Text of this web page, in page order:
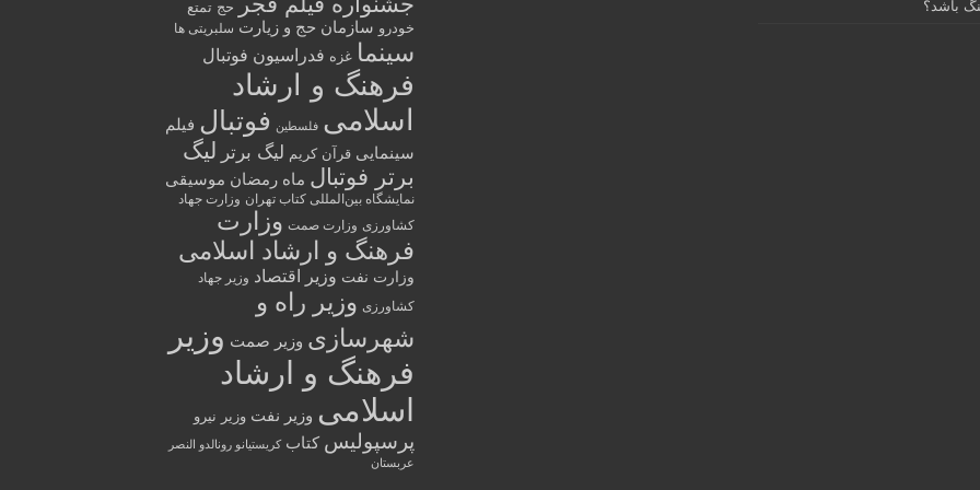
باشد؟
حج تمتع
خودرو سازمان حج و زیارت سلبریتی ها
سینما غزه فدراسیون فوتبال
فرهنگ و ارشاد
اسلامی فلسطین فوتبال فیلم
سینمایی قرآن کریم لیگ برتر لیگ
برتر فوتبال ماه رمضان موسیقی
نمایشگاه بین‌المللی کتاب تهران وزارت جهاد
کشاورزی وزارت صمت وزارت
فرهنگ و ارشاد اسلامی
وزارت نفت وزیر اقتصاد وزیر جهاد
کشاورزی وزیر راه و
شهرسازی وزیر صمت وزیر
فرهنگ و ارشاد
اسلامی وزیر نفت وزیر نیرو
پرسپولیس کتاب کریستیانو رونالدو النصر
عربستان